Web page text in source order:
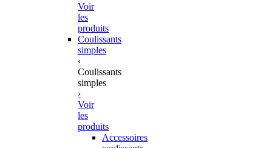
Voir
les
produits
Coulissants
simples
‹
Coulissants
simples
›
Voir
les
produits
Accessoires